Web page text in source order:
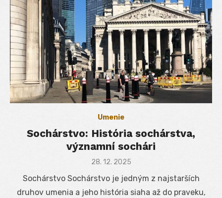
Umenie
Sochárstvo: História sochárstva,
významní sochári
Posted
28. 12. 2025
Sochárstvo Sochárstvo je jedným z najstarších
druhov umenia a jeho história siaha až do praveku,